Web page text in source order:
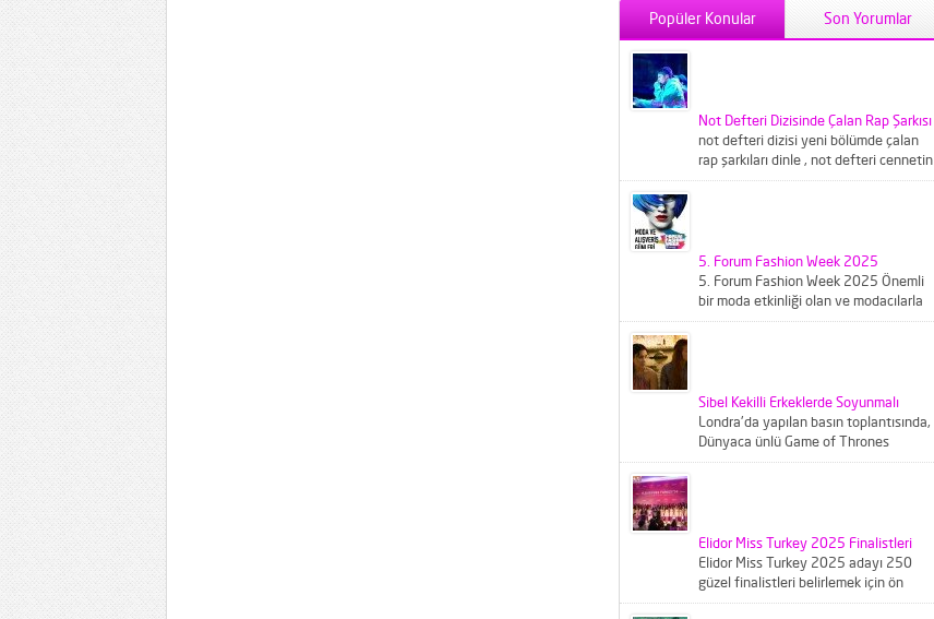
Popüler Konular Son Yorumlar
Not Defteri Dizisinde Çalan Rap Şarkısı
not defteri dizisi yeni bölümde çalan
rap şarkıları dinle , not defteri cennetin
çocukları şarkısı...
5. Forum Fashion Week 2025
5. Forum Fashion Week 2025 Önemli
bir moda etkinliği olan ve modacılarla
modaseverleri buluşturan Forum
Sibel Kekilli Erkeklerde Soyunmalı
Londra'da yapılan basın toplantısında,
Dünyaca ünlü Game of Thrones
dizisinin ünlü oyuncusu Sibel Kekilliye
Elidor Miss Turkey 2025 Finalistleri
Elidor Miss Turkey 2025 adayı 250
güzel finalistleri belirlemek için ön
elemeye çağırıldı. Crowne Plaza